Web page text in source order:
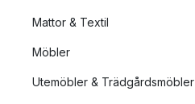
Mattor & Textil
Möbler
Utemöbler & Trädgårdsmöbler